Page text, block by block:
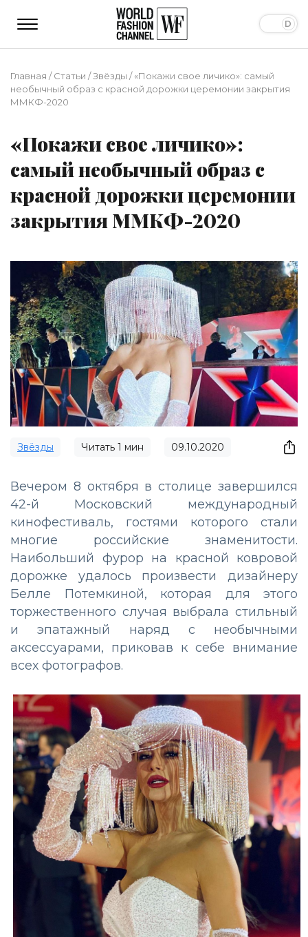
Главная /Статьи /Звёзды /«Покажи свое личико»: самый
необычный образ с красной дорожки церемонии закрытия
ММКФ-2020
«Покажи свое личико»:
самый необычный образ с
красной дорожки церемонии
закрытия ММКФ-2020
Звёзды Читать 1 мин 09.10.2020
Вечером 8 октября в столице завершился
42-й Московский международный
кинофестиваль, гостями которого стали
многие российские знаменитости.
Наибольший фурор на красной ковровой
дорожке удалось произвести дизайнеру
Белле Потемкиной, которая для этого
торжественного случая выбрала стильный
и эпатажный наряд с необычными
аксессуарами, приковав к себе внимание
всех фотографов.